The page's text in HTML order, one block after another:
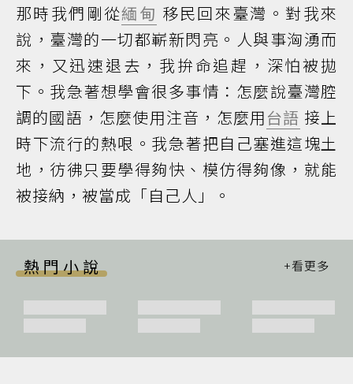
那時我們剛從緬甸 移民回來臺灣。對我來
說，臺灣的一切都嶄新閃亮。人與事洶湧而
來，又迅速退去，我拚命追趕，深怕被拋
下。我急著想學會很多事情：怎麼說臺灣腔
調的國語，怎麼使用注音，怎麼用台語 接上
時下流行的熱哏。我急著把自己塞進這塊土
地，彷彿只要學得夠快、模仿得夠像，就能
被接納，被當成「自己人」。
熱門小說